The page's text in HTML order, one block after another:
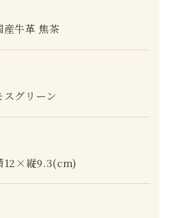
産牛革 焦茶
スグリーン
12×縦9.3(cm)